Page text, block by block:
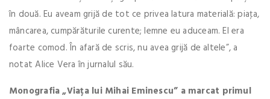
în două. Eu aveam grijă de tot ce privea latura materială: piaţa,
mâncarea, cumpărăturile curente; lemne eu aduceam. El era
foarte comod. În afară de scris, nu avea grijă de altele”, a
notat Alice Vera în jurnalul său.
Monografia „Viața lui Mihai Eminescu” a marcat primul